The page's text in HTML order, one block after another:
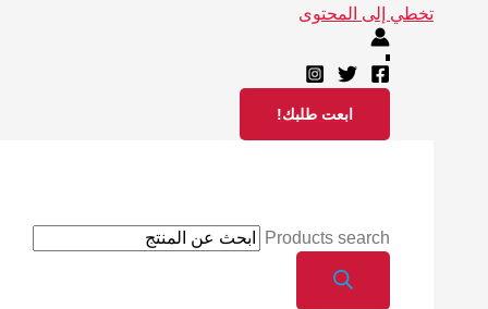
تخطي إلى المحتوى
ابعت طلبك!
Products search